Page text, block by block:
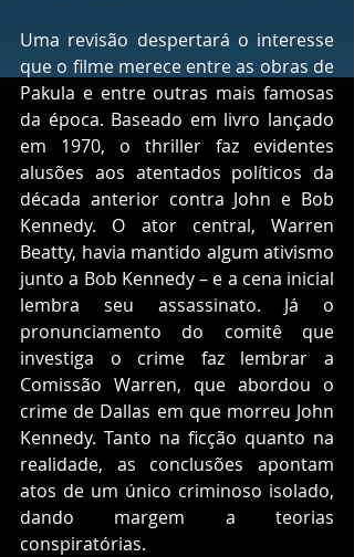
Uma revisão despertará o interesse
que o filme merece entre as obras de
Pakula e entre outras mais famosas
da época. Baseado em livro lançado
em 1970, o thriller faz evidentes
alusões aos atentados políticos da
década anterior contra John e Bob
Kennedy. O ator central, Warren
Beatty, havia mantido algum ativismo
junto a Bob Kennedy – e a cena inicial
lembra seu assassinato. Já o
pronunciamento do comitê que
investiga o crime faz lembrar a
Comissão Warren, que abordou o
crime de Dallas em que morreu John
Kennedy. Tanto na ficção quanto na
realidade, as conclusões apontam
atos de um único criminoso isolado,
dando margem a teorias
conspiratórias.